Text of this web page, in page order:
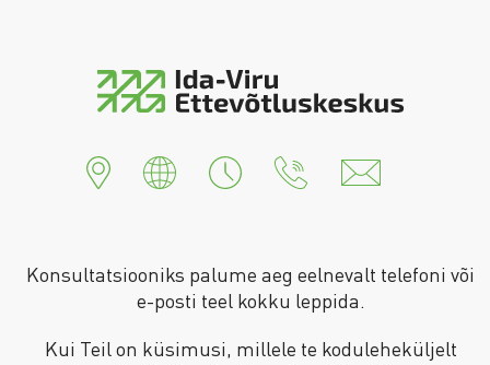
Konsultatsiooniks palume aeg eelnevalt telefoni või
e-posti teel kokku leppida.
Kui Teil on küsimusi, millele te koduleheküljelt